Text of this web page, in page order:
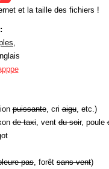
et la taille des fichiers !
,
puissante, criaigu, etc.)
de taxi, ventdu soir, poule
pas, forêt sans vent)